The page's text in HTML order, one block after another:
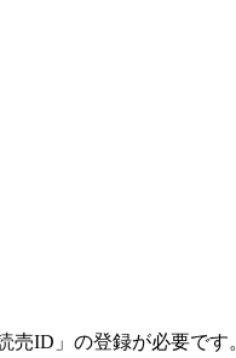
売ID」の登録が必要です